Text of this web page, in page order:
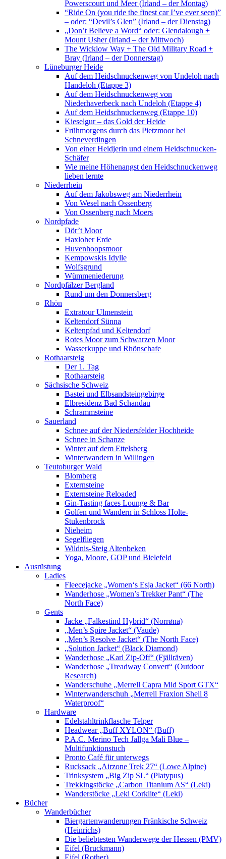
Powerscourt und Meer (Irland – der Montag)
“Ride On (you ride the finest car I’ve ever seen)”
– oder: “Devil’s Glen” (Irland – der Dienstag)
„Don’t Believe a Word“ oder: Glendalough +
Mount Usher (Irland – der Mittwoch)
The Wicklow Way + The Old Military Road +
Bray (Irland – der Donnerstag)
Lüneburger Heide
Auf dem Heidschnuckenweg von Undeloh nach
Handeloh (Etappe 3)
Auf dem Heidschnuckenweg von
Niederhaverbeck nach Undeloh (Etappe 4)
Auf dem Heidschnuckenweg (Etappe 10)
Kieselgur – das Gold der Heide
Frühmorgens durch das Pietzmoor bei
Schneverdingen
Von einer Heidjerin und einem Heidschnucken-
Schäfer
Wie meine Höhenangst den Heidschnuckenweg
lieben lernte
Niederrhein
Auf dem Jakobsweg am Niederrhein
Von Wesel nach Ossenberg
Von Ossenberg nach Moers
Nordpfade
Dör’t Moor
Haxloher Erde
Huvenhoopsmoor
Kempowskis Idylle
Wolfsgrund
Wümmeniederung
Nordpfälzer Bergland
Rund um den Donnersberg
Rhön
Extratour Ulmenstein
Keltendorf Sünna
Keltenpfad und Keltendorf
Rotes Moor zum Schwarzen Moor
Wasserkuppe und Rhönschafe
Rothaarsteig
Der 1. Tag
Rothaarsteig
Sächsische Schweiz
Bastei und Elbsandsteingebirge
Elbresidenz Bad Schandau
Schrammsteine
Sauerland
Schnee auf der Niedersfelder Hochheide
Schnee in Schanze
Winter auf dem Ettelsberg
Winterwandern in Willingen
Teutoburger Wald
Blomberg
Externsteine
Externsteine Reloaded
Gin-Tasting faces Lounge & Bar
Golfen und Wandern in Schloss Holte-
Stukenbrock
Nieheim
Segelfliegen
Wildnis-Steig Altenbeken
Yoga, Moore, GOP und Bielefeld
Ausrüstung
Ladies
Fleecejacke „Women‘s Esja Jacket“ (66 North)
Wanderhose „Women’s Trekker Pant“ (The
North Face)
Gents
Jacke „Falkestind Hybrid“ (Norrøna)
„Men’s Spire Jacket“ (Vaude)
„Men’s Resolve Jacket“ (The North Face)
„Solution Jacket“ (Black Diamond)
Wanderhose „Karl Zip-Off“ (Fjällräven)
Wanderhose „Treadway Convert“ (Outdoor
Research)
Wanderschuhe „Merrell Capra Mid Sport GTX“
Winterwanderschuh „Merrell Fraxion Shell 8
Waterproof“
Hardware
Edelstahltrinkflasche Telper
Headwear „Buff XYLON“ (Buff)
P.A.C. Merino Tech Jallga Mali Blue –
Multifunktionstuch
Pronto Café für unterwegs
Rucksack „Airzone Trek 27“ (Lowe Alpine)
Trinksystem „Big Zip SL“ (Platypus)
Trekkingstöcke „Carbon Titanium AS“ (Leki)
Wanderstöcke „Leki Corklite“ (Leki)
Bücher
Wanderbücher
Biergartenwanderungen Fränkische Schweiz
(Heinrichs)
Die beliebtesten Wanderwege der Hessen (PMV)
Eifel (Bruckmann)
Eifel (Rother)